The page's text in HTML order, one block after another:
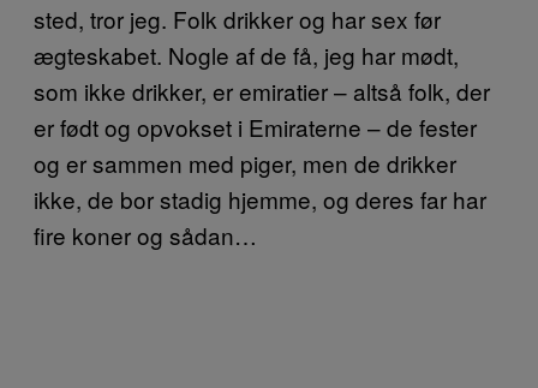
sted, tror jeg. Folk drikker og har sex før
ægteskabet. Nogle af de få, jeg har mødt,
som ikke drikker, er emiratier – altså folk, der
er født og opvokset i Emiraterne – de fester
og er sammen med piger, men de drikker
ikke, de bor stadig hjemme, og deres far har
fire koner og sådan…